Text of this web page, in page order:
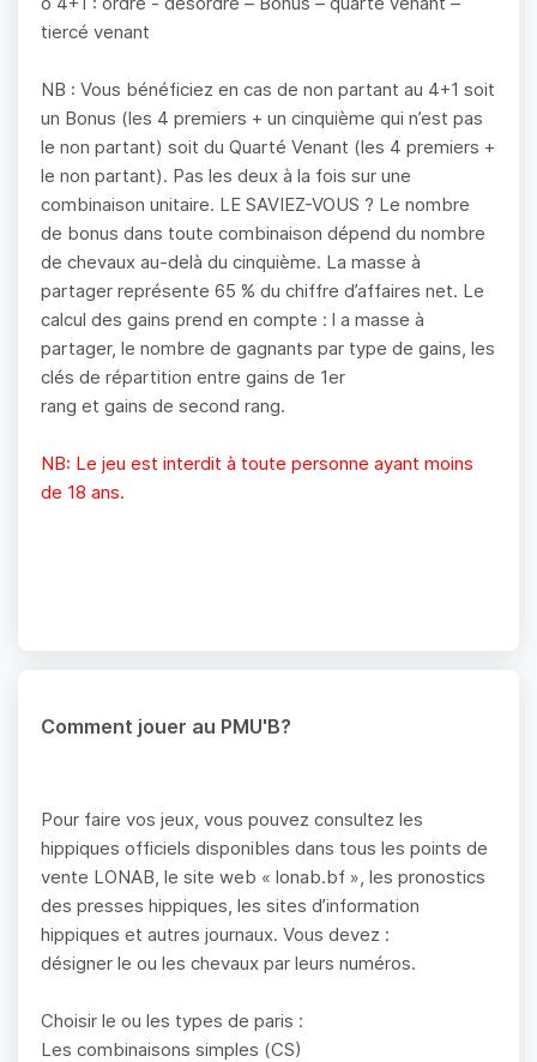
tiercé venant
NB : Vous bénéficiez en cas de non partant au 4+1 soit
un Bonus (les 4 premiers + un cinquième qui n’est pas
le non partant) soit du Quarté Venant (les 4 premiers +
le non partant). Pas les deux à la fois sur une
combinaison unitaire. LE SAVIEZ-VOUS ? Le nombre
de bonus dans toute combinaison dépend du nombre
de chevaux au-delà du cinquième. La masse à
partager représente 65 % du chiffre d’affaires net. Le
calcul des gains prend en compte : l a masse à
partager, le nombre de gagnants par type de gains, les
clés de répartition entre gains de 1er
rang et gains de second rang.
NB: Le jeu est interdit à toute personne ayant moins
de 18 ans.
Comment jouer au PMU'B?
Pour faire vos jeux, vous pouvez consultez les
hippiques officiels disponibles dans tous les points de
vente LONAB, le site web « lonab.bf », les pronostics
des presses hippiques, les sites d’information
hippiques et autres journaux. Vous devez :
désigner le ou les chevaux par leurs numéros.
Choisir le ou les types de paris :
Les combinaisons simples (CS)